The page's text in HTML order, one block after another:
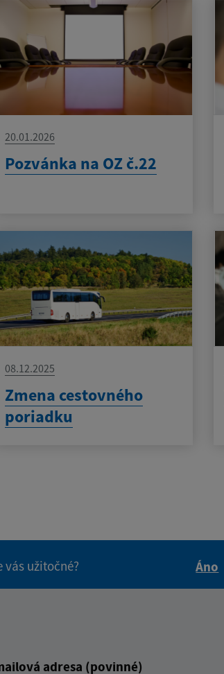
20.01.2026
Pozvánka na OZ č.22
08.12.2025
Zmena cestovného
poriadku
užitočné?
Áno
adresa (povinné)